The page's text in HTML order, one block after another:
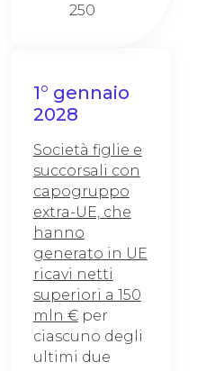
250
1° gennaio
2028
Società figlie e
succorsali con
capogruppo
extra-UE, che
hanno
generato in UE
ricavi netti
superiori a 150
mln €per
ciascuno degli
ultimi due